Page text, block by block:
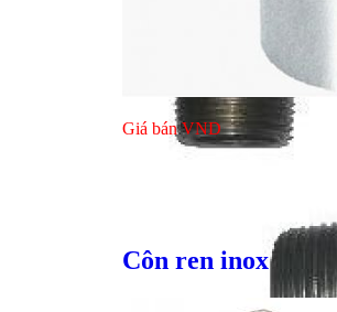
Giá bánVND
Côn ren inox